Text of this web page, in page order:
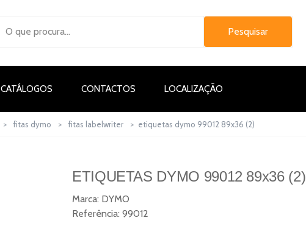
CATÁLOGOS CONTACTOS LOCALIZAÇÃO
> fitas dymo > fitas labelwriter > etiquetas dymo 99012 89x36 (2)
ETIQUETAS DYMO 99012 89x36 (2)
Marca: DYMO
Referência: 99012